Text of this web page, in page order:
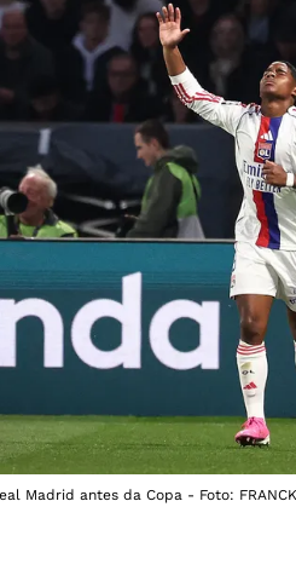
Madrid antes da Copa - Foto: